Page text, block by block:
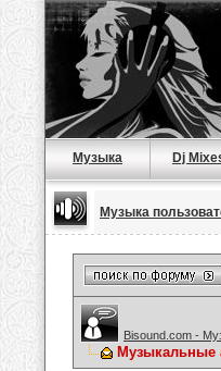
Музыка Dj
Музыка
Bisound.com -